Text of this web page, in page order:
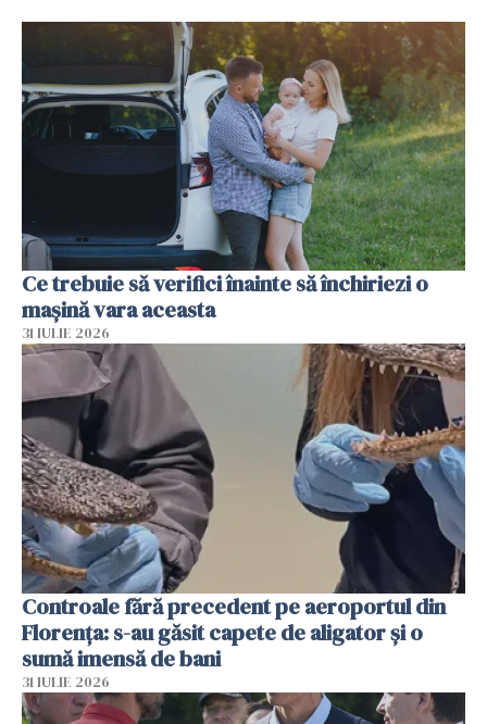
Ce trebuie să verifici înainte să închiriezi o
mașină vara aceasta
31 IULIE 2026
Controale fără precedent pe aeroportul din
Florența: s-au găsit capete de aligator și o
sumă imensă de bani
31 IULIE 2026